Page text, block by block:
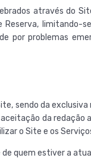
através do
limitando-
por problemas
sendo da
da redação
o Site e os
quem estiver a